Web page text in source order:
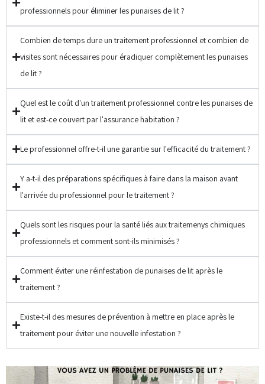
professionnels pour éliminer les punaises de lit ?
Combien de temps dure un traitement professionnel et combien de
visites sont nécessaires pour éradiquer complètement les punaises
de lit ?
Quel est le coût d'un traitement professionnel contre les punaises de
lit et est-ce couvert par l'assurance habitation ?
Le professionnel offre-t-il une garantie sur l'efficacité du traitement ?
Y a-t-il des préparations spécifiques à faire dans la maison avant
l'arrivée du professionnel pour le traitement ?
Quels sont les risques pour la santé liés aux traitemenys chimiques
professionnels et comment sont-ils minimisés ?
Comment éviter une réinfestation de punaises de lit après le
traitement ?
Existe-t-il des mesures de prévention à mettre en place après le
traitement pour éviter une nouvelle infestation ?